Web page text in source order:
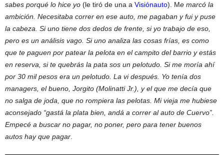
sabes porqué lo hice yo (le tiró de una a Visiónauto). Me marcó la
ambición. Necesitaba correr en ese auto, me pagaban y fui y puse
la cabeza. Si uno tiene dos dedos de frente, si yo trabajo de eso,
pero es un análisis vago. Si uno analiza las cosas frías, es como
que te paguen por patear la pelota en el campito del barrio y estás
en reserva, si te quebrás la pata sos un pelotudo. Si me moría ahí
por 30 mil pesos era un pelotudo. La vi después. Yo tenía dos
managers, el bueno, Jorgito (Molinatti Jr.), y el que me decía que
no salga de joda, que no rompiera las pelotas. Mi vieja me hubiese
aconsejado “gastá la plata bien, andá a correr al auto de Cuervo”.
Empecé a buscar no pagar, no poner, pero para tener buenos
autos hay que pagar.